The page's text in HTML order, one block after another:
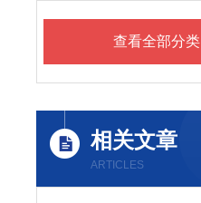
查看全部分类
相关文章
ARTICLES